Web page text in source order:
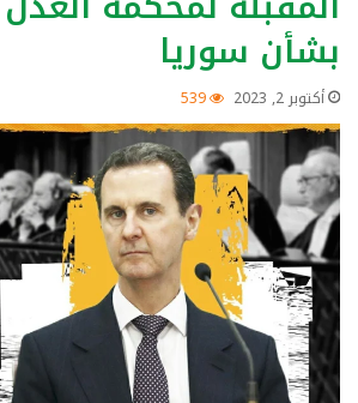
بشأن سوريا
أكتوبر 2, 2023 539